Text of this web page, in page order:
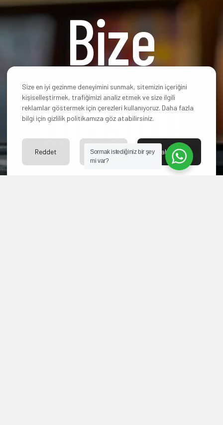
Bize
ulaşın!
Size en iyi gezinme deneyimini sunmak, sitemizin içeriğini
kişiselleştirmek, trafiğimizi analiz etmek ve size ilgili
reklamlar göstermek için çerezleri kullanıyoruz. Daha fazla
bilgi için gizlilik politikamıza göz atabilirsiniz.
Kabul Et
Ayarlar
Reddet
Sormak istediğiniz bir şey
mi var?